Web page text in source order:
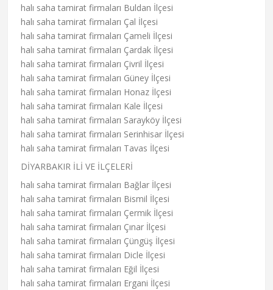
halı saha tamirat firmaları Buldan İlçesi
halı saha tamirat firmaları Çal İlçesi
halı saha tamirat firmaları Çameli İlçesi
halı saha tamirat firmaları Çardak İlçesi
halı saha tamirat firmaları Çivril İlçesi
halı saha tamirat firmaları Güney İlçesi
halı saha tamirat firmaları Honaz İlçesi
halı saha tamirat firmaları Kale İlçesi
halı saha tamirat firmaları Sarayköy İlçesi
halı saha tamirat firmaları Serinhisar İlçesi
halı saha tamirat firmaları Tavas İlçesi
DİYARBAKIR İLİ VE İLÇELERİ
halı saha tamirat firmaları Bağlar İlçesi
halı saha tamirat firmaları Bismil İlçesi
halı saha tamirat firmaları Çermik İlçesi
halı saha tamirat firmaları Çınar İlçesi
halı saha tamirat firmaları Çüngüş İlçesi
halı saha tamirat firmaları Dicle İlçesi
halı saha tamirat firmaları Eğil İlçesi
halı saha tamirat firmaları Ergani İlçesi